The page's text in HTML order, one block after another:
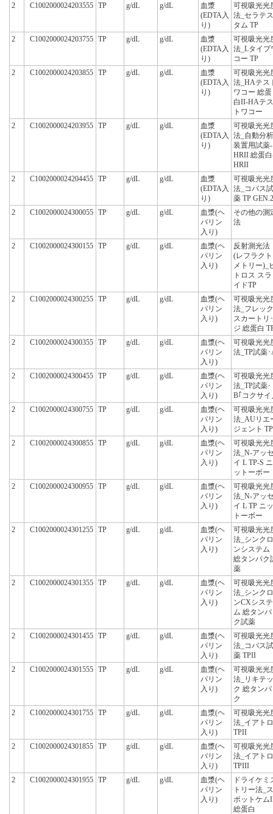
2
C1002000024203555 TP g/dL g/dL
血漿
(EDTA入
り)
可視吸光光
法_セラテス
タム TP
2
C1002000024203755 TP g/dL g/dL
血漿
(EDTA入
り)
可視吸光光
法_Lタイプ
コー TP
2
C1002000024203855 TP g/dL g/dL
血漿
(EDTA入
り)
可視吸光光
法_HAテス
ワコー 総蛋
白II-HAテス
トワコー
2
C1002000024203955 TP g/dL g/dL
血漿
(EDTA入
り)
可視吸光光
法_自動分析
装置用試薬-
HRII 総蛋
HRII
2
C1002000024204455 TP g/dL g/dL
血漿
(EDTA入
り)
可視吸光光
法_コバス試
薬 TP GEN.2
2
C1002000024300055 TP g/dL g/dL
血漿(ヘ
パリン
入り)
その他の測
法
2 C1002000024300155 TP g/dL g/dL
血漿(ヘ
パリン
入り)
反射測光法
(レフラクト
メトリー)_
トロス スラ
イドTP
2
C1002000024300255 TP g/dL g/dL
血漿(ヘ
パリン
入り)
可視吸光光
法_フレック
スカートリ
ジ 総蛋白
2
C1002000024300355 TP g/dL g/dL
血漿(ヘ
パリン
入り)
可視吸光光
法_TP試薬
2 C1002000024300455 TP g/dL g/dL
血漿(ヘ
パリン
入り)
可視吸光光
法_TP試薬･
B｢コクサイ
2
C1002000024300755 TP g/dL g/dL
血漿(ヘ
パリン
入り)
可視吸光光
法_AUリエ
ジェント TP
2
C1002000024300855 TP g/dL g/dL
血漿(ヘ
パリン
入り)
可視吸光光
法_N-アッ
イ L TP-S ニ
ットーボー
2
C1002000024300955 TP g/dL g/dL
血漿(ヘ
パリン
入り)
可視吸光光
法_N-アッ
イ L TP ニッ
トーボー
2
C1002000024301255 TP g/dL g/dL
血漿(ヘ
パリン
入り)
可視吸光光
法_シンクロ
ンシステム
総タンパク
薬
2
C1002000024301355 TP g/dL g/dL
血漿(ヘ
パリン
入り)
可視吸光光
法_シンクロ
ンCXシステ
ム 総タンパ
ク試薬
2
C1002000024301455 TP g/dL g/dL
血漿(ヘ
パリン
入り)
可視吸光光
法_コバス試
薬 TPII
2
C1002000024301555 TP g/dL g/dL
血漿(ヘ
パリン
入り)
可視吸光光
法_リキテッ
ク 総タンパ
ク
2
C1002000024301755 TP g/dL g/dL
血漿(ヘ
パリン
入り)
可視吸光光
法_イアトロ
TPII
2
C1002000024301855 TP g/dL g/dL
血漿(ヘ
パリン
入り)
可視吸光光
法_イアトロ
TPIII
2
C1002000024301955 TP g/dL g/dL
血漿(ヘ
パリン
入り)
ドライケミ
トリー法_ス
ポットケム
総蛋白